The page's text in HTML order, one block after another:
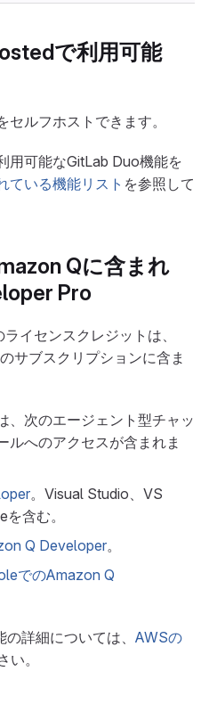
で利用可能
ルフホストできます。
可能なGitLab Duo機能を
ている機能リスト を参照して
Qに含まれ
Pro
ライセンスクレジットは、
サブスクリプションに含ま
、次のエージェント型チャッ
ルへのアクセスが含まれま
。Visual Studio、VS
含む。
Q Developer。
でのAmazon Q
詳細については、 AWSの
い。